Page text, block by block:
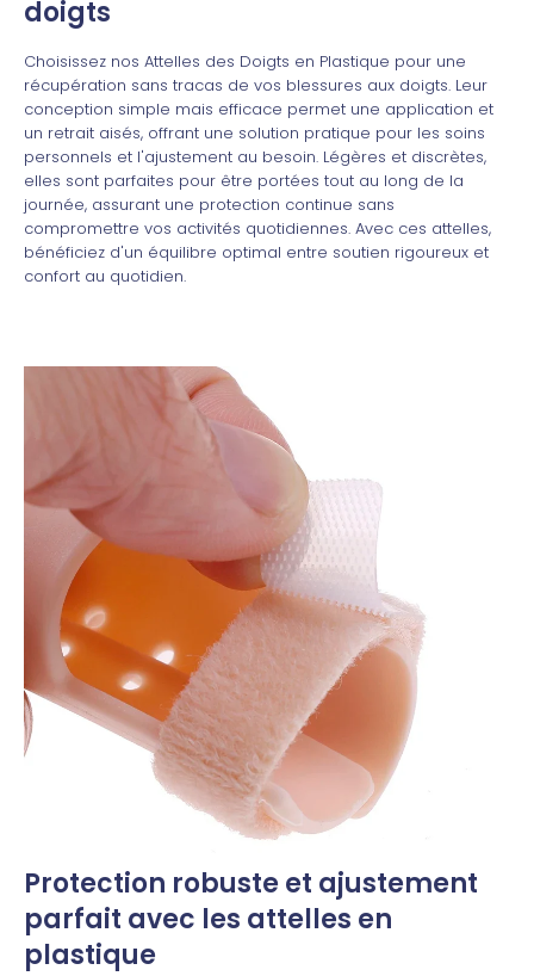
doigts
Choisissez nos Attelles des Doigts en Plastique pour une
récupération sans tracas de vos blessures aux doigts. Leur
conception simple mais efficace permet une application et
un retrait aisés, offrant une solution pratique pour les soins
personnels et l'ajustement au besoin. Légères et discrètes,
elles sont parfaites pour être portées tout au long de la
journée, assurant une protection continue sans
compromettre vos activités quotidiennes. Avec ces attelles,
bénéficiez d'un équilibre optimal entre soutien rigoureux et
confort au quotidien.
Protection robuste et ajustement
parfait avec les attelles en
plastique